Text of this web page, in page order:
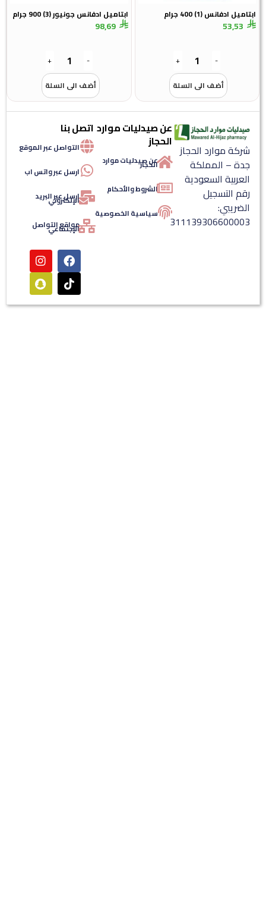
(1) 400 جرام
أضف الى السلة
ابتاميل ادفانس جونيور (3) 900 جرام
98,69
أضف الى السلة
موارد الحجاز
– المملكة
السعودية
التسجيل
عن صيدليات موارد
الحجاز
عن صيدليات موارد
الحجاز
الشروط والأحكام
سياسية الخصوصية
اتصل بنا
التواصل عبر الموقع
ارسل عبر واتس اب
ارسل عبر البريد
الإلكتروني
مواقع التواصل
الإجتماعي